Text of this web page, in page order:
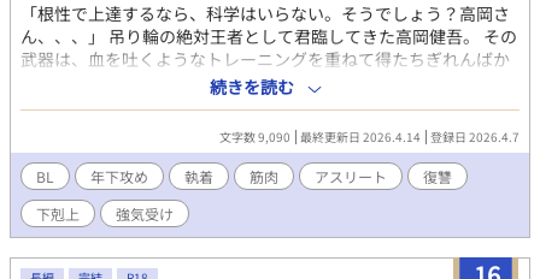
​「根性で上達するなら、科学はいらない。そうでしょう？高岡さ
ん、、、」 ​吊り輪の絶対王者として君臨してきた高岡健吾。 その
武器は、血を吐くようなトレーニングを重ねて得たちぎれんばか
りに膨れ上がる筋肉と、限界を超えて耐え抜く不屈の根性だっ
た。 ​誰よりも熱く、誰よりもストイックな男。 「限界の先にある
景色を見ろ！」 その苛烈な根性論と圧倒的な練習量で自らトップ
アスリートへと登り詰め、教え子たちを力強く牽引してきた。 そ
の瞳には、勝利への純粋な熱が宿っていた。 しかし、若手達が激
しくその座を追う。 １０歳も年が離れた若者に時代遅れと評さ
れ、己の武器である根性を見せつけようと臨んだ大会で敗北を期
す高岡。 だが、そんな高岡の前に現れたのは、かつて気合が足り
ないと高岡が衆人環視の中で切り捨てた元後輩・瀬名凌だった。
続きを読む
文字数 9,090 最終更新日 2026.4.14 登録日 2026.4.7
BL 年下攻め 執着 筋肉 アスリート
復讐
下剋上
強気受け